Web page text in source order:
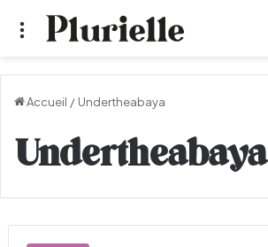
Menu
Accueil / Undertheabaya
Undertheabaya